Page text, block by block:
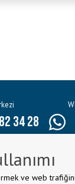
34 28
Seyit Ali Mahallesi
Seydişehir/
ve web